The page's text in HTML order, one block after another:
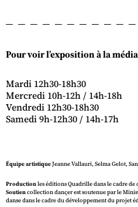
Pour voir l’exposition à la
Mardi 12h30-18h30
Mercredi 10h-12h / 14h-18h
Vendredi 12h30-18h30
Samedi 9h-12h30 / 14h-17h
Équipe artistiqueJeanne Vallauri, Selma Gelot,
Productionles éditions Quadrille dans le cadre
Soutiencollection dançer est soutenue par le
danse dans le cadre du développement du projet